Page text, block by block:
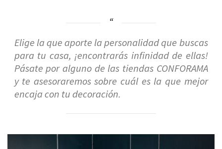
Elige la que aporte la personalidad que buscas
para tu casa, ¡encontrarás infinidad de ellas!
Pásate por alguno de las tiendas CONFORAMA
y te asesoraremos sobre cuál es la que mejor
encaja con tu decoración.